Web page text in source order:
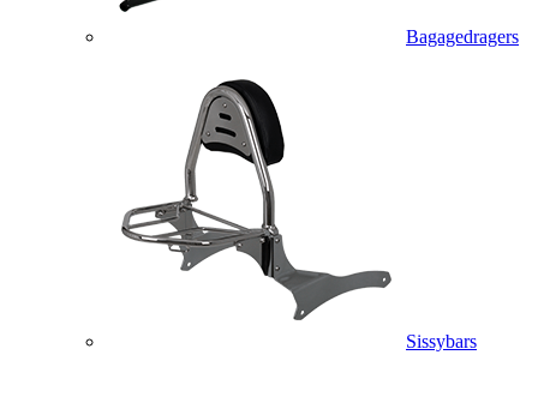
Bagagedragers
Sissybars